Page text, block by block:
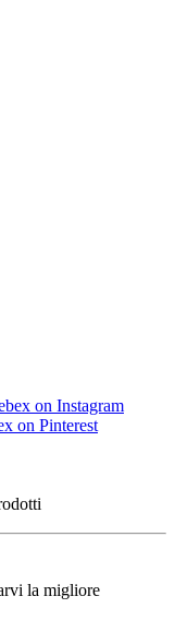
on Instagram
on Pinterest
la migliore